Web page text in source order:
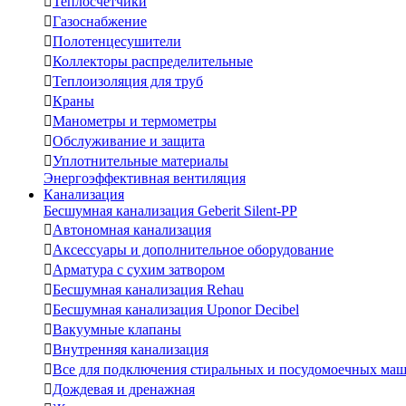
Газоснабжение
Полотенцесушители
Коллекторы распределительные
Теплоизоляция для труб
Краны
Манометры и термометры
Обслуживание и защита
Уплотнительные материалы
Энергоэффективная вентиляция
Канализация
Бесшумная канализация Geberit Silent-PP
Автономная канализация
Аксессуары и дополнительное оборудование
Арматура с сухим затвором
Бесшумная канализация Rehau
Бесшумная канализация Uponor Decibel
Вакуумные клапаны
Внутренняя канализация
Все для подключения стиральных и посудомоечных
Дождевая и дренажная